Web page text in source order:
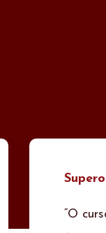
“Eu fiz